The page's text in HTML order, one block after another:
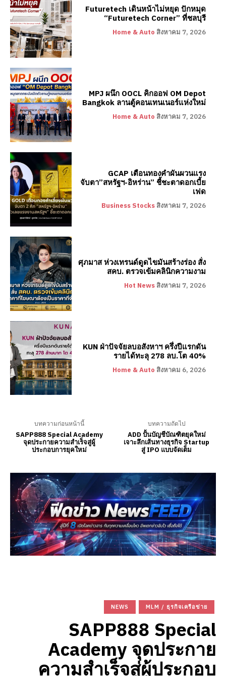
Futuretech เดินหน้าไม่หยุด ปักหมุด
“Futuretech Corner” ที่ชลบุรี
Home & Auto สิงหาคม 7, 2026
MPJ ผนึก OOCL คิกออฟ OM Depot
Bangkok ลานตู้คอนเทนเนอร์แห่งใหม่
Home & Auto สิงหาคม 7, 2026
GCAP เตือนทองคำผันผวนแรง
จับตา”สหรัฐฯ-อิหร่าน” ชี้ชะตาดอกเบี้ย
เฟด
Business Stocks สิงหาคม 7, 2026
ศุภมาส ห่วงเทรนด์ดูดไขมันสร้างร่อง สั่ง
สคบ. ตรวจเข้มคลินิกความงาม
Hot News สิงหาคม 7, 2026
KUN ฝ่าปัจจัยลบอสังหาฯ ครึ่งปีแรกดัน
รายได้ทะลุ 278 ลบ.โต 40%
Home & Auto สิงหาคม 6, 2026
บทความก่อนหน้านี้
SAPP888 Special Academy
จุดประกายความสำเร็จสู่ผู้
ประกอบการยุคใหม่
บทความถัดไป
ADD ปั้นบัญชีบัณฑิตยุคใหม่
เจาะลึกเส้นทางธุรกิจ Startup
สู่ IPO แบบจัดเต็ม